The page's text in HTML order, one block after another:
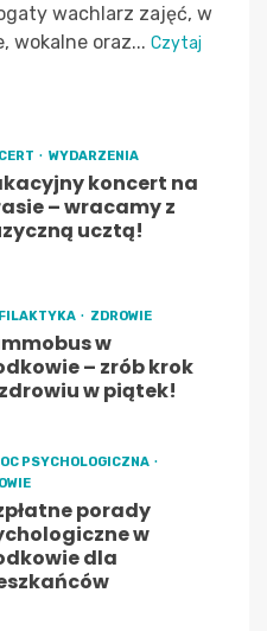
wachlarz zajęć, w
wokalne oraz... Czytaj
WYDARZENIA
koncert na
– wracamy z
ucztą!
ZDROWIE
w
– zrób krok
w piątek!
PSYCHOLOGICZNA
porady
w
dla